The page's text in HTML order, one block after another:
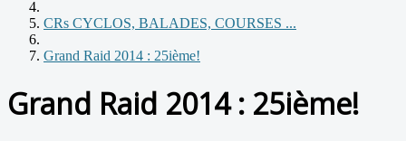
CRs CYCLOS, BALADES, COURSES ...
Grand Raid 2014 : 25ième!
Grand Raid 2014 : 25ième!